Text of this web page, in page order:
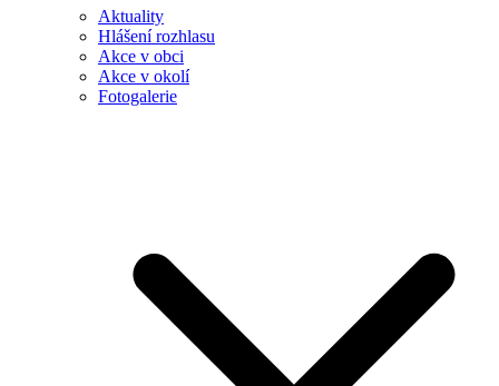
Aktuality
Hlášení rozhlasu
Akce v obci
Akce v okolí
Fotogalerie